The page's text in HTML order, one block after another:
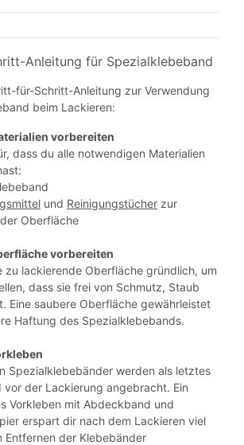
Anleitung für Spezialklebeband
für-Schritt-Anleitung zur Verwendung
beim Lackieren:
vorbereiten
dass du alle notwendigen Materialien
und Reinigungstücher zur
Oberfläche
vorbereiten
zu lackierende Oberfläche gründlich, um
dass sie frei von Schmutz, Staub
Eine saubere Oberfläche gewährleistet
Haftung des Spezialklebebands.
Spezialklebebänder werden als letztes
vor der Lackierung angebracht. Ein
Vorkleben mit Abdeckband und
erspart dir nach dem Lackieren viel
Entfernen der Klebebänder